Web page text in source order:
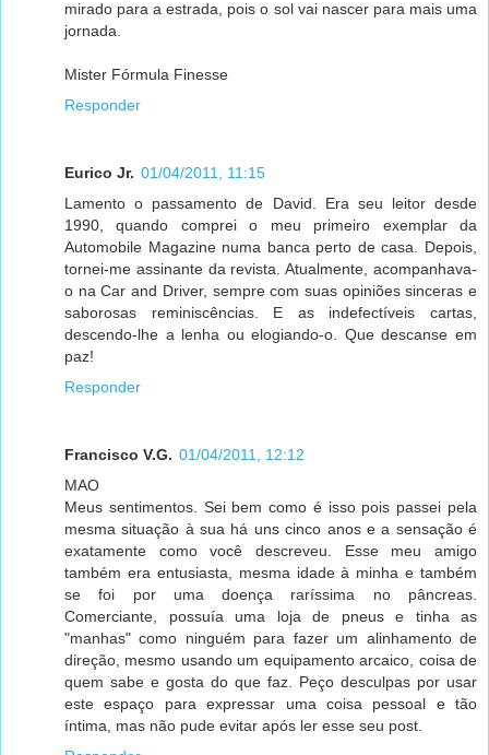
mirado para a estrada, pois o sol vai nascer para mais uma
jornada.
Mister Fórmula Finesse
Responder
Eurico Jr. 01/04/2011, 11:15
Lamento o passamento de David. Era seu leitor desde
1990, quando comprei o meu primeiro exemplar da
Automobile Magazine numa banca perto de casa. Depois,
tornei-me assinante da revista. Atualmente, acompanhava-
o na Car and Driver, sempre com suas opiniões sinceras e
saborosas reminiscências. E as indefectíveis cartas,
descendo-lhe a lenha ou elogiando-o. Que descanse em
paz!
Responder
Francisco V.G. 01/04/2011, 12:12
MAO
Meus sentimentos. Sei bem como é isso pois passei pela
mesma situação à sua há uns cinco anos e a sensação é
exatamente como você descreveu. Esse meu amigo
também era entusiasta, mesma idade à minha e também
se foi por uma doença raríssima no pâncreas.
Comerciante, possuía uma loja de pneus e tinha as
"manhas" como ninguém para fazer um alinhamento de
direção, mesmo usando um equipamento arcaico, coisa de
quem sabe e gosta do que faz. Peço desculpas por usar
este espaço para expressar uma coisa pessoal e tão
íntima, mas não pude evitar após ler esse seu post.